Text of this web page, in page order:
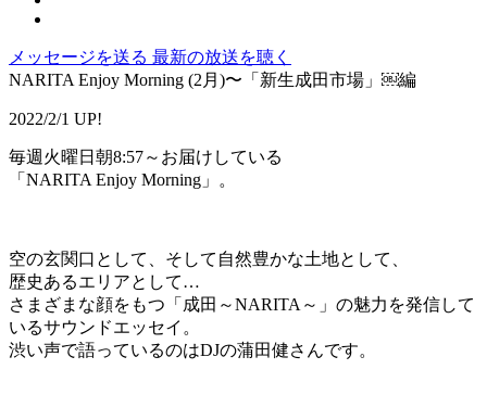
メッセージを送る 最新の放送を聴く
NARITA Enjoy Morning (2月)〜「新生成田市場」￼編
2022/2/1 UP!
毎週火曜日朝8:57～お届けしている
「NARITA Enjoy Morning」。
空の玄関口として、そして自然豊かな土地として、
歴史あるエリアとして…
さまざまな顔をもつ「成田～NARITA～」の魅力を発信して
いるサウンドエッセイ。
渋い声で語っているのはDJの蒲田健さんです。